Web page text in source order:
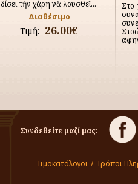
τὴν χάρη νὰ λουσθεῖ...
Διαθέσιμο
Τιμή: 26.00€
Στο
Συνδεθείτε μαζί μας:
Τιμοκατάλογοι / Τρόποι